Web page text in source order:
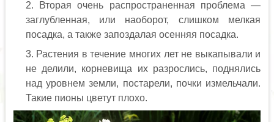
Вторая очень распространенная проблема —
заглубленная, или наоборот, слишком мелкая
посадка, а также запоздалая осенняя посадка.
Растения в течение многих лет не выкапывали и
не делили, корневища их разрослись, поднялись
над уровнем земли, постарели, почки измельчали.
Такие пионы цветут плохо.